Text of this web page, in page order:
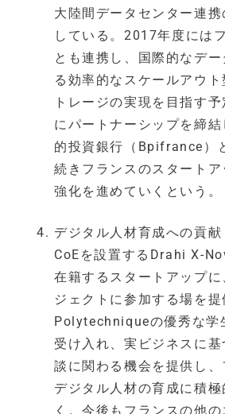
大陸間データセンター連
している。2017年度には
とも連携し、国際的なデ
る効率的なスケールアウ
トレージの実現を目指す
にパートナーシップを締
的投資銀行（Bpifrance）
続きフランスのスタート
強化を進めていくという。
デジタル人材育成への貢献
CoEを設置するDrahi X-
在籍するスタートアップに
ジェクトに参加する場を
Polytechniqueの優秀な学
受け入れ、実ビジネスに
談に関わる機会を提供し
デジタル人材の育成に積
く。今後もフランスの他